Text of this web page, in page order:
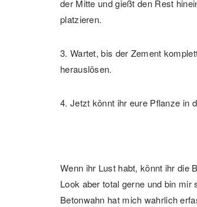
der Mitte und gießt den Rest
platzieren.
3. Wartet, bis der Zement
herauslösen.
4. Jetzt könnt ihr eure Pflanze in
Wenn ihr Lust habt, könnt ihr die
Look aber total gerne und bin
Betonwahn hat mich wahrlich